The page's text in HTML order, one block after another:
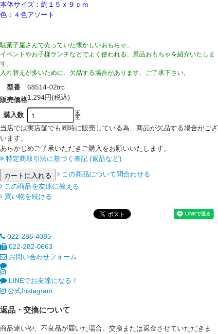
本体サイズ：約１５ｘ９ｃｍ
色：４色アソート
駄菓子屋さんで売っていた懐かしいおもちゃ、
イベントやお子様ランチなどでよく使われる、景品おもちゃを紹介いたしま
す。
入れ替えが多いために、欠品する場合があります。ご了承下さい。
型番
68514-02trc
販売価格1,294円(税込)
購入数
当店では実店舗でも同時に販売している為、商品が欠品する場合がござ
います。
あらかじめご了承いただきご購入をお願いいたします。
特定商取引法に基づく表記 (返品など)
この商品について問合わせる
この商品を友達に教える
買い物を続ける
022-286-4085
022-282-0663
お問い合わせフォーム
LINEでお友達になる！
公式Instagram
返品・交換について
商品違いや、不良品が届いた場合、交換または返金させていただきま